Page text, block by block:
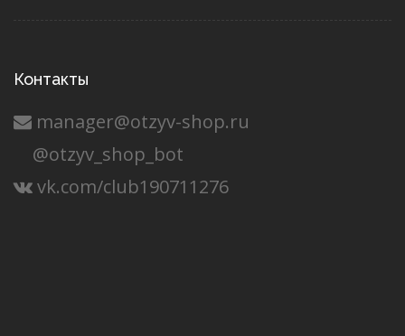
Контакты
manager@otzyv-shop.ru
@otzyv_shop_bot
vk.com/club190711276